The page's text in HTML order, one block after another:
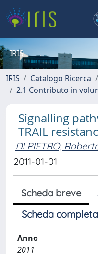
IRIS
IRIS Catalogo Ricerca
2.1 Contributo in
Signalling
TRAIL
DI PIETRO,
2011-01-01
Scheda breve
Scheda
Anno
2011